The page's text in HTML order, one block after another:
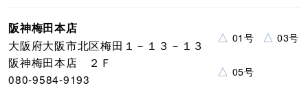
阪神梅田本店
大阪府大阪市北区梅田１－１３－１３
阪神梅田本店 ２Ｆ
080-9584-9193
△ 01号 △ 03号
△ 05号